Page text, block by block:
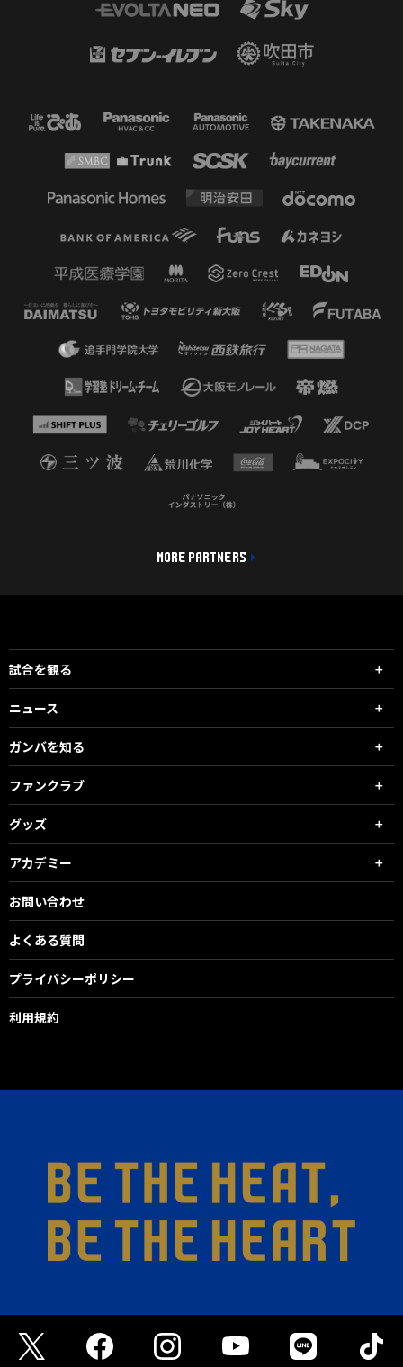
MORE PARTNERS
試合を観る
ニュース
ガンバを知る
ファンクラブ
グッズ
アカデミー
お問い合わせ
よくある質問
プライバシーポリシー
利用規約